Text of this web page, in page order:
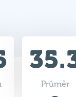
Průměr